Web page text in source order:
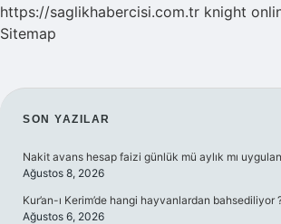
https://saglikhabercisi.com.tr knight
Sitemap
SIDEBAR
SON YAZILAR
Nakit avans hesap faizi günlük mü aylık mı
Ağustos 8, 2026
Kur’an-ı Kerim’de hangi hayvanlardan bahsediliyor
Ağustos 6, 2026